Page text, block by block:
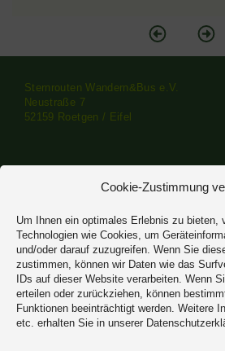
Cookie-Zustimmung
Um Ihnen ein optimales Erlebnis zu bieten,
Technologien wie Cookies, um
und/oder darauf zuzugreifen. Wenn Sie
zustimmen, können wir Daten wie das
IDs auf dieser Website verarbeiten. Wenn
erteilen oder zurückziehen, können
Funktionen beeinträchtigt werden. Weitere
etc. erhalten Sie in unserer
Sternrouten Wandern&Bus e.V.
Neustraße 7
52159 Roetgen / Eifel